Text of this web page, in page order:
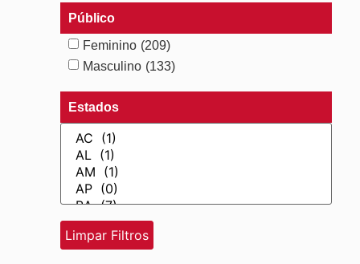
Público
Feminino (209)
Masculino (133)
Estados